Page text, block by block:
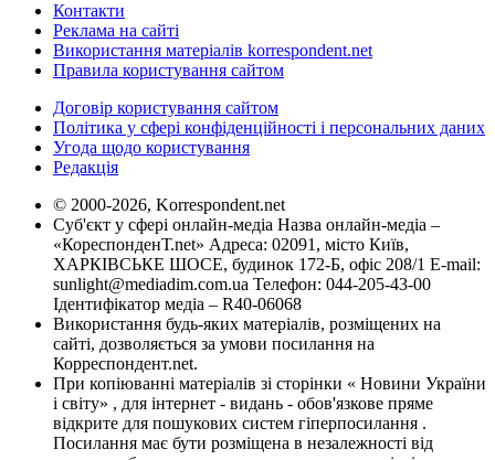
Контакти
Реклама на сайті
Використання матеріалів korrespondent.net
Правила користування сайтом
Договір користування сайтом
Політика у сфері конфіденційності і персональних даних
Угода щодо користування
Редакція
© 2000-2026, Korrespondent.net
Суб'єкт у сфері онлайн-медіа Назва онлайн-медіа –
«КореспонденТ.net» Адреса: 02091, місто Київ,
ХАРКІВСЬКЕ ШОСЕ, будинок 172-Б, офіс 208/1 E-mail:
sunlight@mediadim.com.ua Телефон: 044-205-43-00
Ідентифікатор медіа – R40-06068
Використання будь-яких матеріалів, розміщених на
сайті, дозволяється за умови посилання на
Корреспондент.net.
При копіюванні матеріалів зі сторінки « Новини України
і світу» , для інтернет - видань - обов'язкове пряме
відкрите для пошукових систем гіперпосилання .
Посилання має бути розміщена в незалежності від